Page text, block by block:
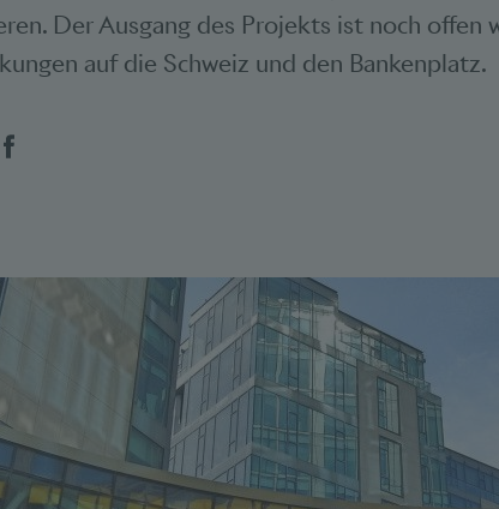
Der Ausgang des Projekts ist noch offen
auf die Schweiz und den Bankenplatz.
Bookmarks